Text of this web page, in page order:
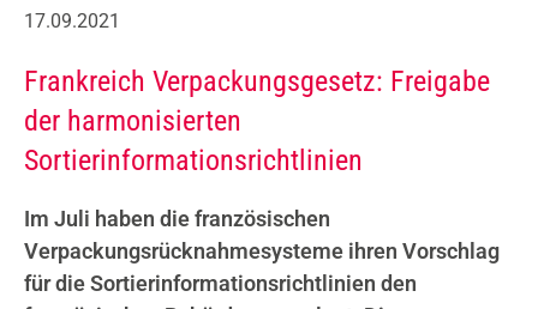
17.09.2021
Frankreich Verpackungsgesetz: Freigabe
der harmonisierten
Sortierinformationsrichtlinien
Im Juli haben die französischen
Verpackungsrücknahmesysteme ihren Vorschlag
für die Sortierinformationsrichtlinien den